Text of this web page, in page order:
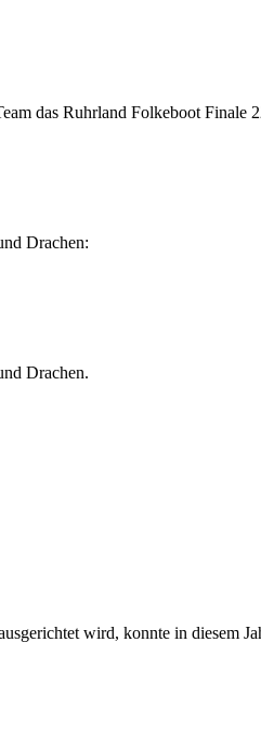
das Ruhrland Folkeboot Finale
Drachen:
Drachen.
wird, konnte in diesem